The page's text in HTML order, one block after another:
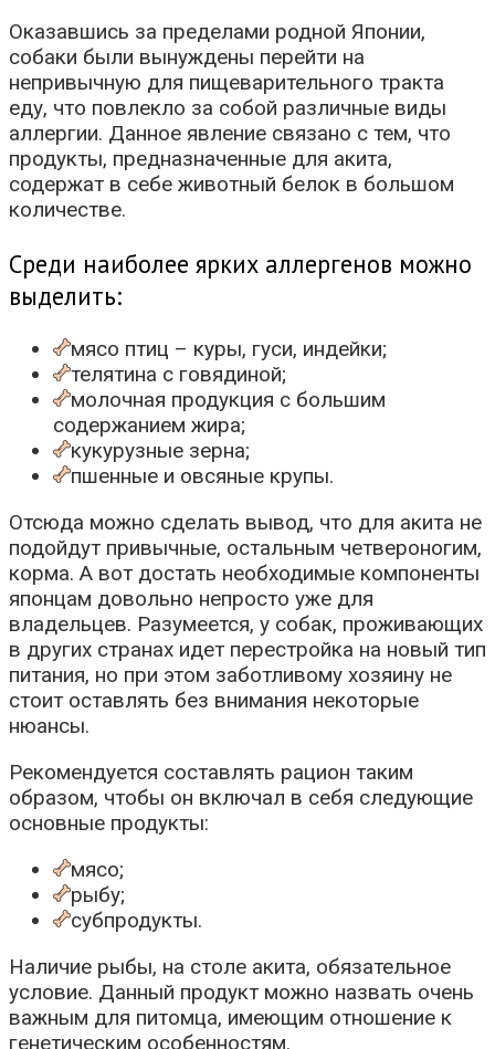
Оказавшись за пределами родной Японии,
собаки были вынуждены перейти на
непривычную для пищеварительного тракта
еду, что повлекло за собой различные виды
аллергии. Данное явление связано с тем, что
продукты, предназначенные для акита,
содержат в себе животный белок в большом
количестве.
Среди наиболее ярких аллергенов можно
выделить:
мясо птиц – куры, гуси, индейки;
телятина с говядиной;
молочная продукция с большим
содержанием жира;
кукурузные зерна;
пшенные и овсяные крупы.
Отсюда можно сделать вывод, что для акита не
подойдут привычные, остальным четвероногим,
корма. А вот достать необходимые компоненты
японцам довольно непросто уже для
владельцев. Разумеется, у собак, проживающих
в других странах идет перестройка на новый тип
питания, но при этом заботливому хозяину не
стоит оставлять без внимания некоторые
нюансы.
Рекомендуется составлять рацион таким
образом, чтобы он включал в себя следующие
основные продукты:
мясо;
рыбу;
субпродукты.
Наличие рыбы, на столе акита, обязательное
условие. Данный продукт можно назвать очень
важным для питомца, имеющим отношение к
генетическим особенностям.